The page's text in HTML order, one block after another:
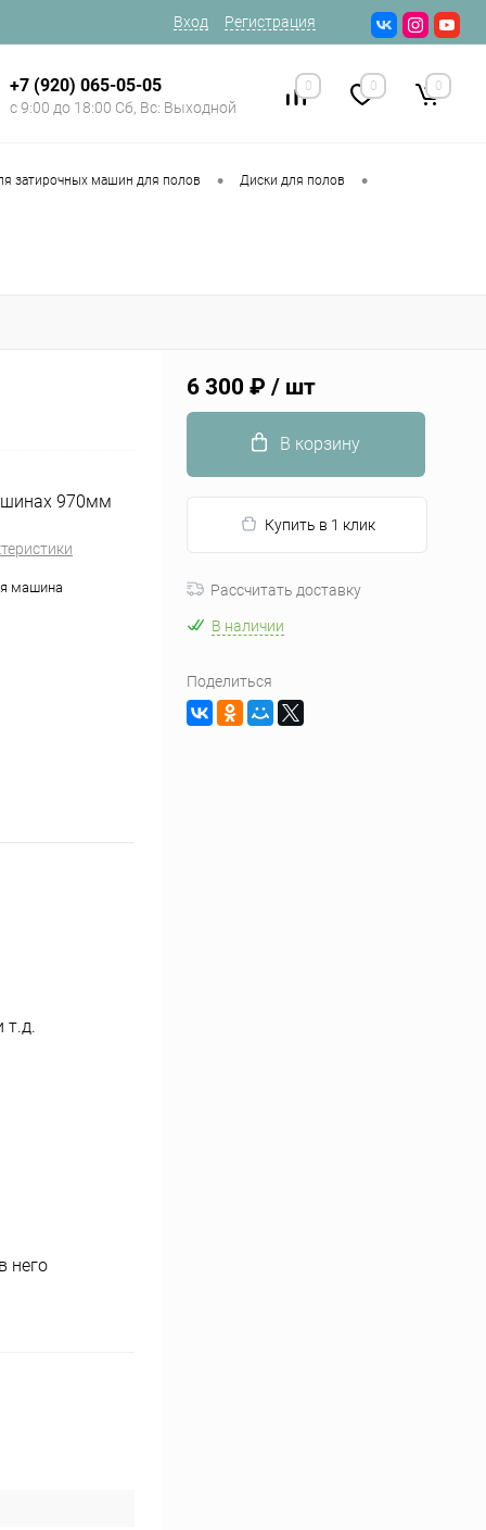
Вход Регистрация
+7 (920) 065-05-05
с 9:00 до 18:00 Сб, Вс: Выходной
0 0 0
затирочных машин для полов • Диски для полов •
970мм
машина
т.д.
него
6 300 ₽ / шт
В корзину
Купить в 1 клик
Рассчитать доставку
В наличии
Поделиться